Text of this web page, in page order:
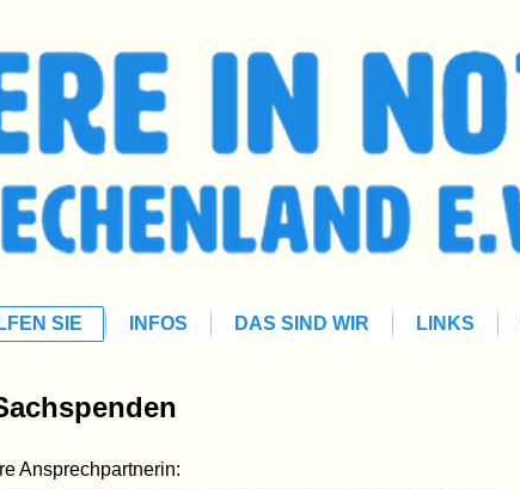
SIE INFOS DAS SIND WIR LINKS
Ansprechpartnerin: